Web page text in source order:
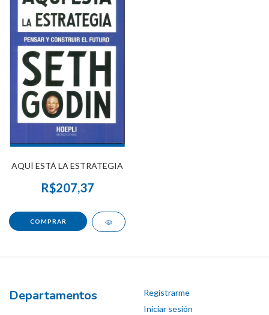
AQUÍ ESTÁ LA ESTRATEGIA
R$207,37
Departamentos
Registrarme
Iniciar sesión